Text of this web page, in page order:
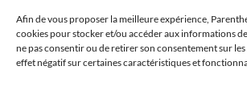
Afin de vous proposer la meilleure expérience,
cookies pour stocker et/ou accéder aux informations
ne pas consentir ou de retirer son consentement sur
effet négatif sur certaines caractéristiques et
Mentions légales